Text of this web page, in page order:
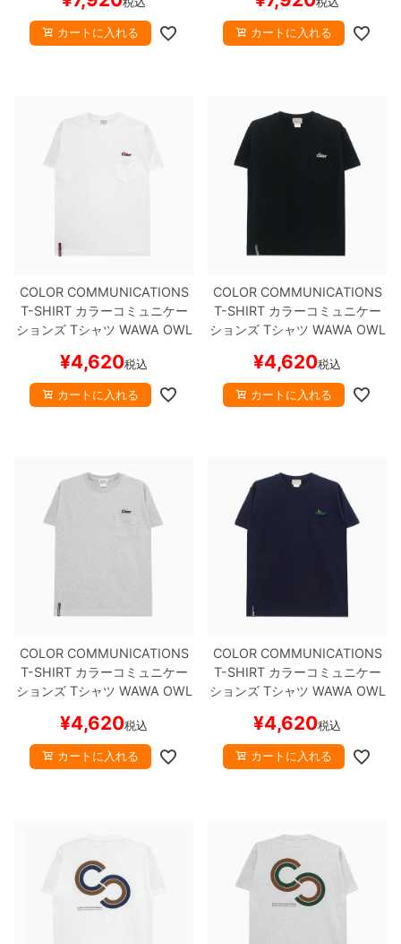
スケートボード スケボー
カートに入れる
ケートボード スケボー
カートに入れる
COLOR COMMUNICATIONS
T-SHIRTカラーコミュニケー
ションズTシャツ WAWA OWL
スケートボード スケボー
¥4,620税込
カートに入れる
COLOR COMMUNICATIONS
T-SHIRTカラーコミュニケー
ションズTシャツ WAWA OWL
スケートボード スケボー
¥4,620税込
カートに入れる
COLOR COMMUNICATIONS
T-SHIRTカラーコミュニケー
ションズTシャツ WAWA OWL
スケートボード スケボー
¥4,620税込
カートに入れる
COLOR COMMUNICATIONS
T-SHIRTカラーコミュニケー
ションズTシャツ WAWA OWL
スケートボード スケボー
¥4,620税込
カートに入れる